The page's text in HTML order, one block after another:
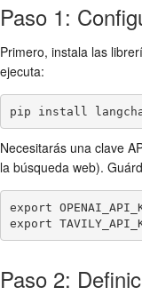
Paso 1:
Primero, instala las
ejecuta:
pip install
Necesitarás una clave
la búsqueda web).
export
export
Paso 2: